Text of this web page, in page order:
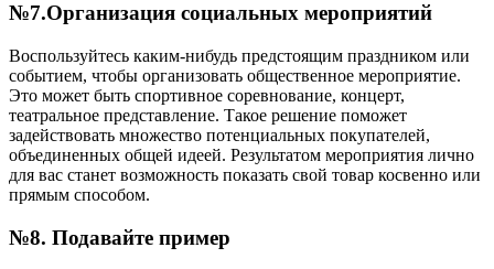
№7.Организация социальных мероприятий
Воспользуйтесь каким-нибудь предстоящим праздником или
событием, чтобы организовать общественное мероприятие.
Это может быть спортивное соревнование, концерт,
театральное представление. Такое решение поможет
задействовать множество потенциальных покупателей,
объединенных общей идеей. Результатом мероприятия лично
для вас станет возможность показать свой товар косвенно или
прямым способом.
№8. Подавайте пример